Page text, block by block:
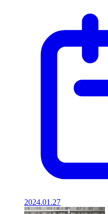
2024.01.27